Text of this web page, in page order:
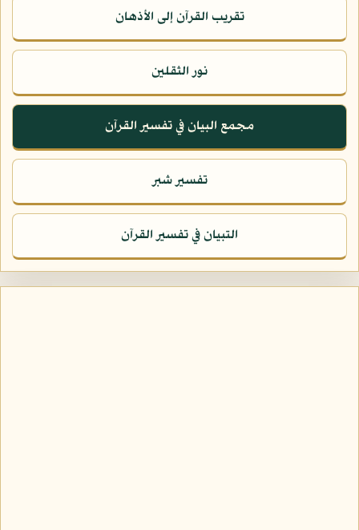
تقريب القرآن إلى الأذهان
نور الثقلين
مجمع البيان في تفسير القرآن
تفسير شبر
التبيان في تفسير القرآن